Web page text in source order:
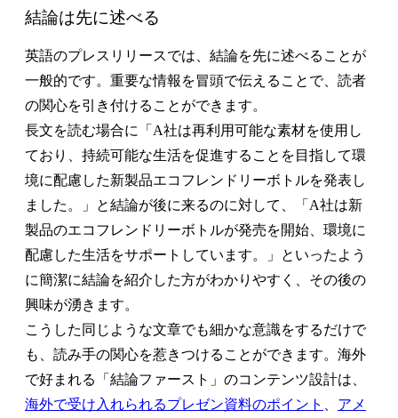
結論は先に述べる
英語のプレスリリースでは、結論を先に述べることが
一般的です。重要な情報を冒頭で伝えることで、読者
の関心を引き付けることができます。
長文を読む場合に「A社は再利用可能な素材を使用し
ており、持続可能な生活を促進することを目指して環
境に配慮した新製品エコフレンドリーボトルを発表し
ました。」と結論が後に来るのに対して、「A社は新
製品のエコフレンドリーボトルが発売を開始、環境に
配慮した生活をサポートしています。」といったよう
に簡潔に結論を紹介した方がわかりやすく、その後の
興味が湧きます。
こうした同じような文章でも細かな意識をするだけで
も、読み手の関心を惹きつけることができます。海外
で好まれる「結論ファースト」のコンテンツ設計は、
海外で受け入れられるプレゼン資料のポイント
アメ